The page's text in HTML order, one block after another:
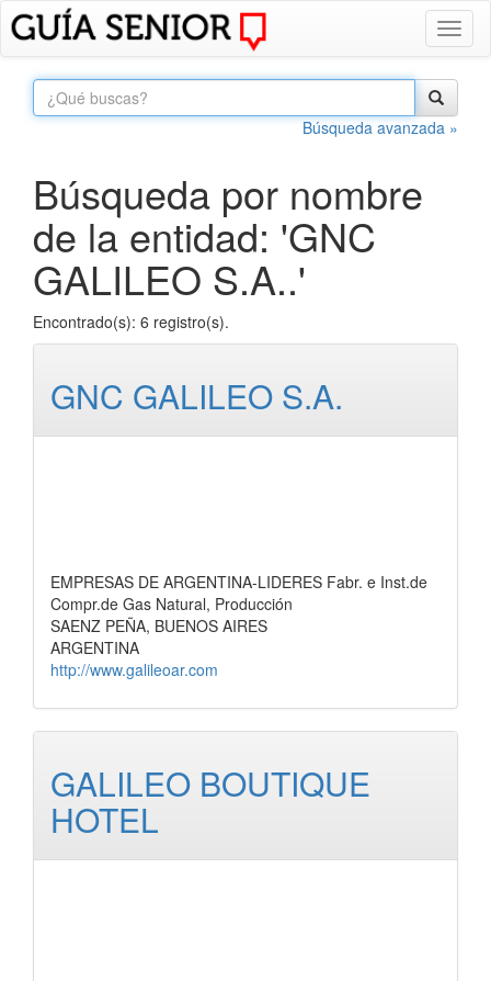
Búsqueda avanzada »
Búsqueda por nombre
de la entidad: 'GNC
GALILEO S.A..'
Encontrado(s): 6 registro(s).
GNC GALILEO S.A.
EMPRESAS DE ARGENTINA-LIDERES Fabr. e Inst.de
Compr.de Gas Natural, Producción
SAENZ PEÑA, BUENOS AIRES
ARGENTINA
http://www.galileoar.com
GALILEO BOUTIQUE
HOTEL